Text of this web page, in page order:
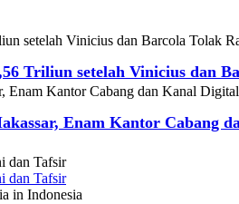
Triliun setelah Vinicius dan
Enam Kantor Cabang
in Indonesia